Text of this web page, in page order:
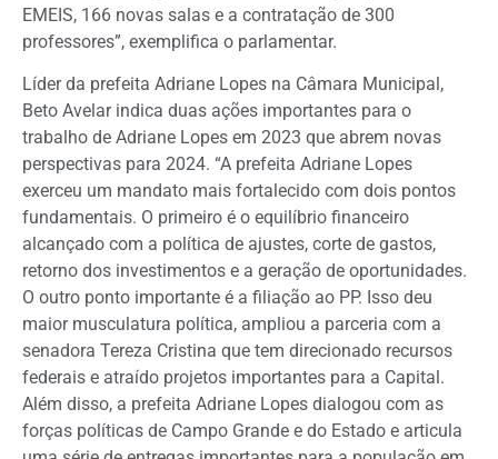
EMEIS, 166 novas salas e a contratação de 300
professores”, exemplifica o parlamentar.
Líder da prefeita Adriane Lopes na Câmara Municipal,
Beto Avelar indica duas ações importantes para o
trabalho de Adriane Lopes em 2023 que abrem novas
perspectivas para 2024. “A prefeita Adriane Lopes
exerceu um mandato mais fortalecido com dois pontos
fundamentais. O primeiro é o equilíbrio financeiro
alcançado com a política de ajustes, corte de gastos,
retorno dos investimentos e a geração de oportunidades.
O outro ponto importante é a filiação ao PP. Isso deu
maior musculatura política, ampliou a parceria com a
senadora Tereza Cristina que tem direcionado recursos
federais e atraído projetos importantes para a Capital.
Além disso, a prefeita Adriane Lopes dialogou com as
forças políticas de Campo Grande e do Estado e articula